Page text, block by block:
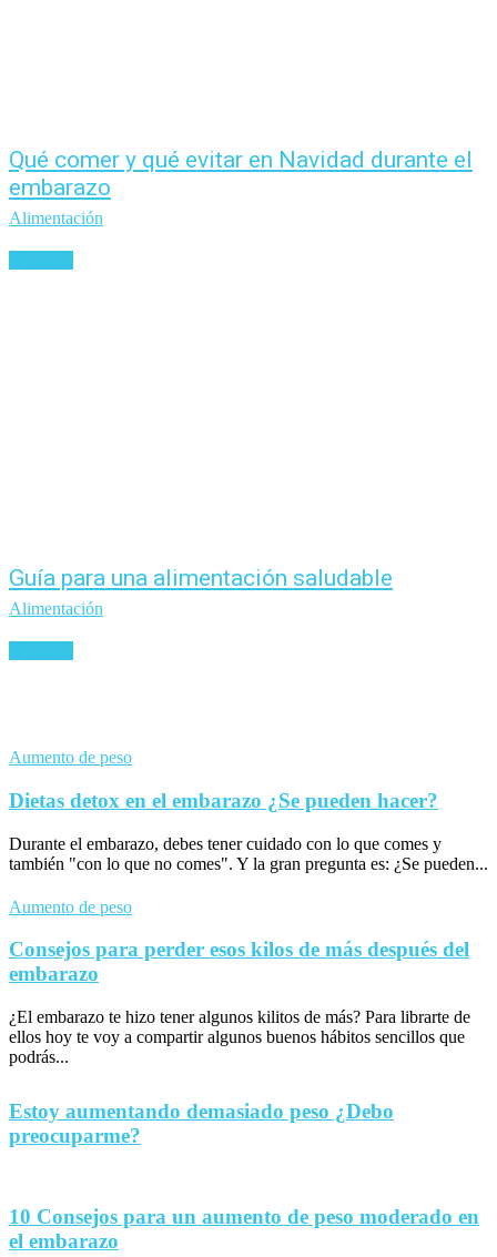
Qué comer y qué evitar en Navidad durante el
embarazo
Alimentación
Guía para una alimentación saludable
Alimentación
Aumento de peso
Dietas detox en el embarazo ¿Se pueden hacer?
Durante el embarazo, debes tener cuidado con lo que comes y
también "con lo que no comes". Y la gran pregunta es: ¿Se pueden...
Aumento de peso
Consejos para perder esos kilos de más después del
embarazo
¿El embarazo te hizo tener algunos kilitos de más? Para librarte de
ellos hoy te voy a compartir algunos buenos hábitos sencillos que
podrás...
Estoy aumentando demasiado peso ¿Debo
preocuparme?
10 Consejos para un aumento de peso moderado en
el embarazo